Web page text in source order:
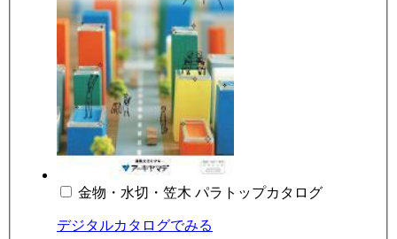
金物・水切・笠木 パラトップカタログ
デジタルカタログでみる